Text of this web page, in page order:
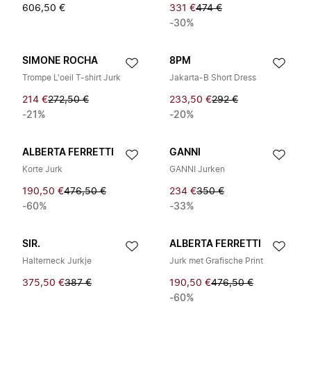
606,50 € 331 €474 €
-30%
SIMONE ROCHA
Trompe L'oeil T-shirt Jurk
214 €272,50 €
-21%
8PM
Jakarta-B Short Dress
233,50 €292 €
-20%
ALBERTA FERRETTI
Korte Jurk
190,50 €476,50 €
-60%
GANNI
GANNI Jurken
234 €350 €
-33%
SIR.
Halterneck Jurkje
375,50 €387 €
ALBERTA FERRETTI
Jurk met Grafische Print
190,50 €476,50 €
-60%